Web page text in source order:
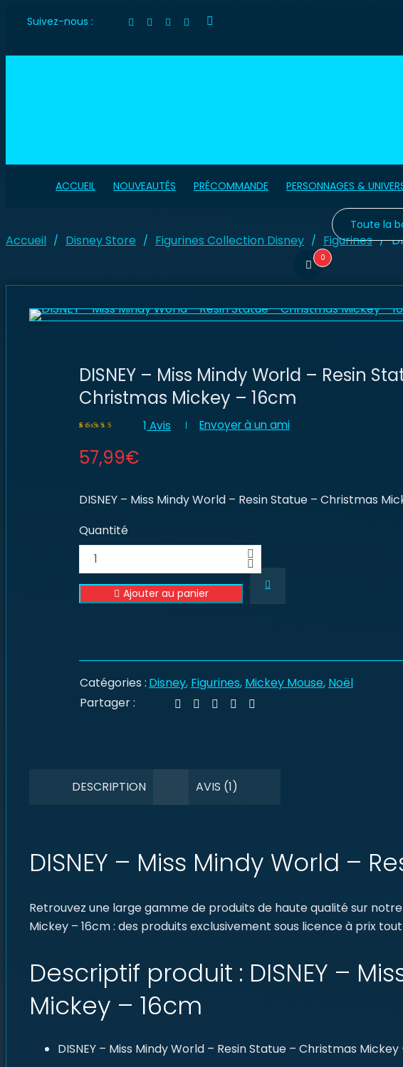
Suivez-nous :
0
ACCUEIL NOUVEAUTÉS PRÉCOMMANDE PERSONNAGES &
Accueil / Disney Store / Figurines Collection Disney / Figurines /
DISNEY – Miss Mindy World – Resin
Christmas Mickey – 16cm
basé sur notation
1 Avis Envoyer à un ami
57,99€
DISNEY – Miss Mindy World – Resin Statue – Christmas
Quantité
Ajouter au panier
Catégories : Disney, Figurines, Mickey Mouse, Noël
Partager :
DESCRIPTION AVIS (1)
DISNEY – Miss Mindy World –
Retrouvez une large gamme de produits de haute qualité sur
Mickey – 16cm : des produits exclusivement sous licence à prix
Descriptif produit : DISNEY –
Mickey – 16cm
DISNEY – Miss Mindy World – Resin Statue – Christmas Mickey